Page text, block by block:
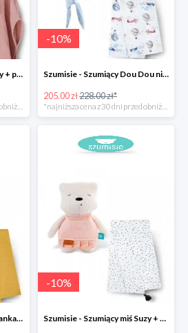
Szumisie z bajkami - różowy + ponczo
*najniższa cena z 30 dni przed obniżką
-10%
Szumisie - Szumiący Dou Dou niebieski + otulacz
205.00 zł228.00 zł*
*najniższa cena z 30 dni przed obniżką
Szumisie z szumami i kołysankami szary + otulacz
-10%
Szumisie - Szumiący miś Suzy + otulacz